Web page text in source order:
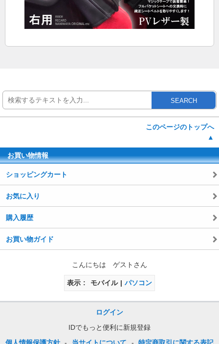
SEARCH
このページのトップへ
▲
お買い物情報
ショッピングカート
お気に入り
購入履歴
お買い物ガイド
こんにちは ゲストさん
表示 モバイル パソコン
ログイン
IDでもっと便利に新規登録
個人情報保護方針 - 当サイトについて - 特定商取引に関する表記